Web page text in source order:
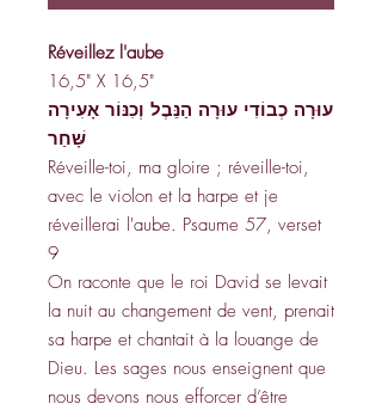
Réveillez l'aube
16,5" X 16,5"
עוּרָה כְבוֹדִי עוּרָה הַנֵּבֶל וְכִנּוֹר אָעִירָה
שָּׁחַר
Réveille-toi, ma gloire ; réveille-toi,
avec le violon et la harpe et je
réveillerai l'aube. Psaume 57, verset
9
On raconte que le roi David se levait
la nuit au changement de vent, prenait
sa harpe et chantait à la louange de
Dieu. Les sages nous enseignent que
nous devons nous efforcer d’être